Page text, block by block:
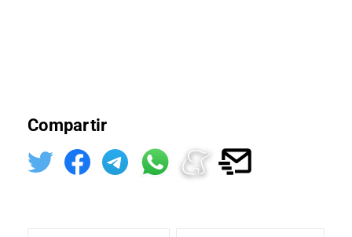
Compartir